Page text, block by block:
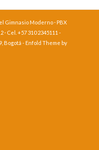
Gimnasio Moderno · PBX
Cel. +57 310 2345111 -
Bogotá - Enfold Theme by